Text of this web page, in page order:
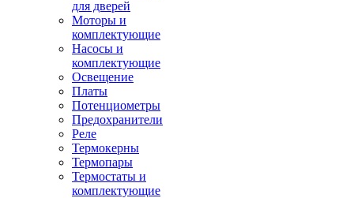
для дверей
Моторы и
комплектующие
Насосы и
комплектующие
Освещение
Платы
Потенциометры
Предохранители
Реле
Термокерны
Термопары
Термостаты и
комплектующие